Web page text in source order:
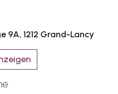
9A, 1212 Grand-Lancy